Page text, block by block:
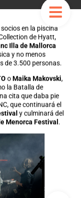
en la piscina
de Hyatt,
Illa de Mallorca
y no menos
de 3.500 personas.
o Maika Makovski,
la Batalla de
cita que daba pie
que continuará el
y culminará del
Menorca Festival .